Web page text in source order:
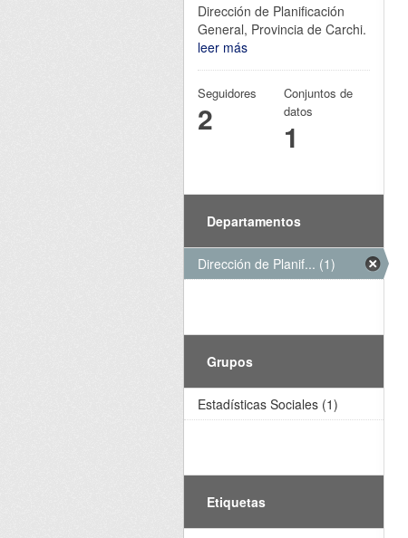
Dirección de Planificación
General, Provincia de Carchi.
leer más
Seguidores
2
Conjuntos de
datos
1
Departamentos
Dirección de Planif... (1)
Grupos
Estadísticas Sociales (1)
Etiquetas